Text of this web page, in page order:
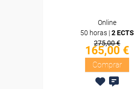
Online
50 horas | 2 ECTS
275,00 €
165,00 €
Comprar